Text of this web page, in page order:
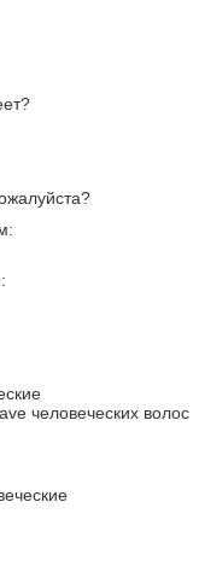
человеческих волос